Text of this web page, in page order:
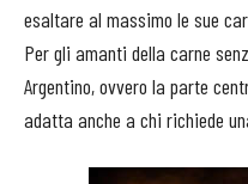
esaltare al massimo le sue
Per gli amanti della carne
Argentino, ovvero la parte
adatta anche a chi richiede